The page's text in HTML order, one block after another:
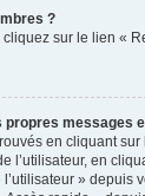
?
sur le lien «
messages
en cliquant sur
l’utilisateur, en
» depuis